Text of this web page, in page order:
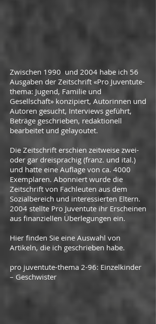
Zwischen 1990 und 2004 habe ich 56
Ausgaben der Zeitschrift «Pro Juventute-
thema: Jugend, Familie und
Gesellschaft» konzipiert, Autorinnen und
Autoren gesucht, Interviews geführt,
Beträge geschrieben, redaktionell
bearbeitet und gelayoutet.
Die Zeitschrift erschien zeitweise zwei-
oder gar dreisprachig (franz. und ital.)
und hatte eine Auflage von ca. 4000
Exemplaren. Abonniert wurde die
Zeitschrift von Fachleuten aus dem
Sozialbereich und interessierten Eltern.
2004 stellte Pro Juventute ihr Erscheinen
aus finanziellen Überlegungen ein.
Hier finden Sie eine Auswahl von
Artikeln, die ich geschrieben habe.
pro juventute-thema 2-96: Einzelkinder
– Geschwister